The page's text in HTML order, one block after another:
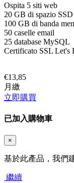
Ospita 5 siti web
20 GB di spazio SSD
100 GB di banda
50 caselle email
25 database MySQL
Certificato SSL Let's
€13,85
月繳
立即購買
已加入購物車
×
基於此產品，我們
繼續